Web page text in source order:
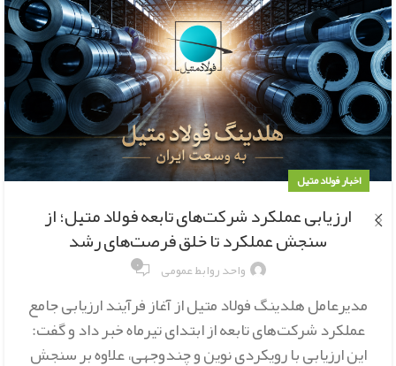
اخبار فولاد متیل
ارزیابی عملکرد شرکت‌های تابعه فولاد متیل؛ از
سنجش عملکرد تا خلق فرصت‌های رشد
واحد روابط عمومی ۰
مدیرعامل هلدینگ فولاد متیل از آغاز فرآیند ارزیابی جامع
عملکرد شرکت‌های تابعه از ابتدای تیرماه خبر داد و گفت:
این ارزیابی با رویکردی نوین و چندوجهی، علاوه بر سنجش